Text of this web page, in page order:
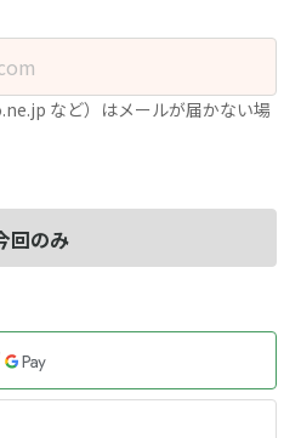
など）はメールが届かない場
回のみ